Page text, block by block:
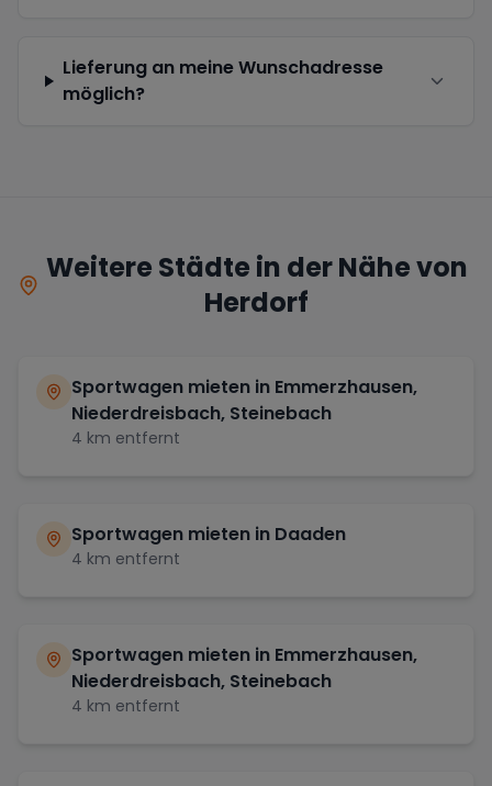
Lieferung an meine Wunschadresse
möglich?
Weitere Städte in der Nähe von
Herdorf
Sportwagen mieten in Emmerzhausen,
Niederdreisbach, Steinebach
4 km entfernt
Sportwagen mieten in Daaden
4 km entfernt
Sportwagen mieten in Emmerzhausen,
Niederdreisbach, Steinebach
4 km entfernt